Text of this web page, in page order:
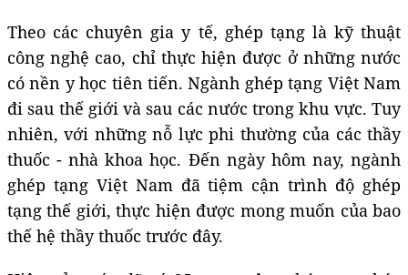
Theo các chuyên gia y tế, ghép tạng là kỹ thuật
công nghệ cao, chỉ thực hiện được ở những nước
có nền y học tiên tiến. Ngành ghép tạng Việt Nam
đi sau thế giới và sau các nước trong khu vực. Tuy
nhiên, với những nỗ lực phi thường của các thầy
thuốc - nhà khoa học. Đến ngày hôm nay, ngành
ghép tạng Việt Nam đã tiệm cận trình độ ghép
tạng thế giới, thực hiện được mong muốn của bao
thế hệ thầy thuốc trước đây.